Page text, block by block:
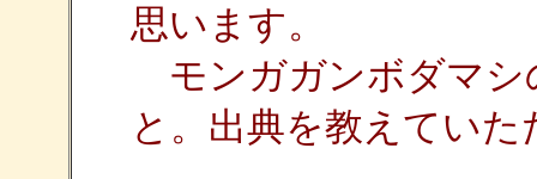
思います。
モンガガンボダマシ
と。出典を教えてい